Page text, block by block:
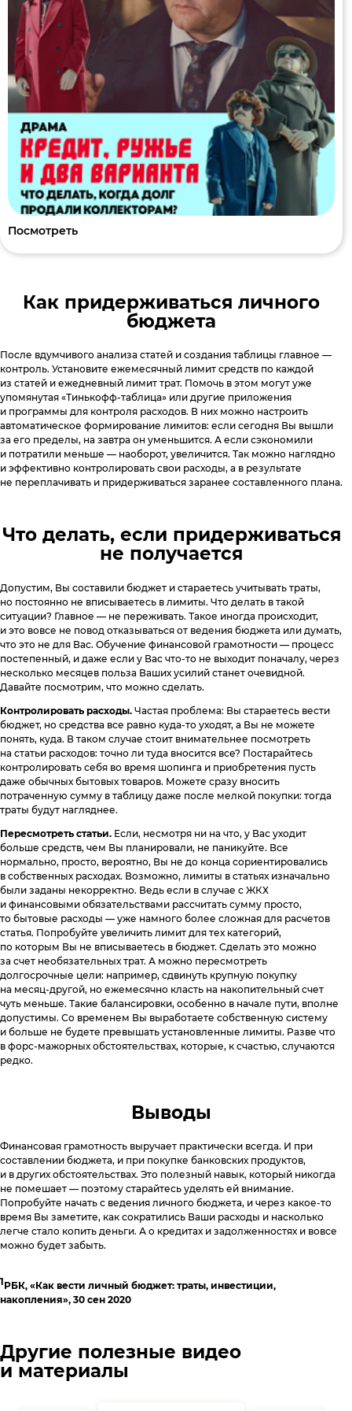
Посмотреть
Как придерживаться личного
бюджета
После вдумчивого анализа статей и создания таблицы главное —
контроль. Установите ежемесячный лимит средств по каждой
из статей и ежедневный лимит трат. Помочь в этом могут уже
упомянутая «Тинькофф-таблица» или другие приложения
и программы для контроля расходов. В них можно настроить
автоматическое формирование лимитов: если сегодня Вы вышли
за его пределы, на завтра он уменьшится. А если сэкономили
и потратили меньше — наоборот, увеличится. Так можно наглядно
и эффективно контролировать свои расходы, а в результате
не переплачивать и придерживаться заранее составленного плана.
Что делать, если придерживаться
не получается
Допустим, Вы составили бюджет и стараетесь учитывать траты,
но постоянно не вписываетесь в лимиты. Что делать в такой
ситуации? Главное — не переживать. Такое иногда происходит,
и это вовсе не повод отказываться от ведения бюджета или думать,
что это не для Вас. Обучение финансовой грамотности — процесс
постепенный, и даже если у Вас что-то не выходит поначалу, через
несколько месяцев польза Ваших усилий станет очевидной.
Давайте посмотрим, что можно сделать.
Контролировать расходы. Частая проблема: Вы стараетесь вести
бюджет, но средства все равно куда-то уходят, а Вы не можете
понять, куда. В таком случае стоит внимательнее посмотреть
на статьи расходов: точно ли туда вносится все? Постарайтесь
контролировать себя во время шопинга и приобретения пусть
даже обычных бытовых товаров. Можете сразу вносить
потраченную сумму в таблицу даже после мелкой покупки: тогда
траты будут нагляднее.
Пересмотреть статьи. Если, несмотря ни на что, у Вас уходит
больше средств, чем Вы планировали, не паникуйте. Все
нормально, просто, вероятно, Вы не до конца сориентировались
в собственных расходах. Возможно, лимиты в статьях изначально
были заданы некорректно. Ведь если в случае с ЖКХ
и финансовыми обязательствами рассчитать сумму просто,
то бытовые расходы — уже намного более сложная для расчетов
статья. Попробуйте увеличить лимит для тех категорий,
по которым Вы не вписываетесь в бюджет. Сделать это можно
за счет необязательных трат. А можно пересмотреть
долгосрочные цели: например, сдвинуть крупную покупку
на месяц-другой, но ежемесячно класть на накопительный счет
чуть меньше. Такие балансировки, особенно в начале пути, вполне
допустимы. Со временем Вы выработаете собственную систему
и больше не будете превышать установленные лимиты. Разве что
в форс-мажорных обстоятельствах, которые, к счастью, случаются
редко.
Выводы
Финансовая грамотность выручает практически всегда. И при
составлении бюджета, и при покупке банковских продуктов,
и в других обстоятельствах. Это полезный навык, который никогда
не помешает — поэтому старайтесь уделять ей внимание.
Попробуйте начать с ведения личного бюджета, и через какое-то
время Вы заметите, как сократились Ваши расходы и насколько
легче стало копить деньги. А о кредитах и задолженностях и вовсе
можно будет забыть.
1РБК, «Как вести личный бюджет: траты, инвестиции,
накопления», 30 сен 2020
Другие полезные видео
и материалы